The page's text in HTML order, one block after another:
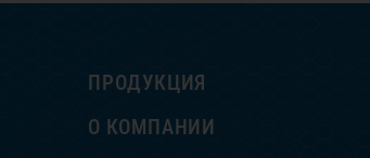
ПРОДУКЦИЯ
О КОМПАНИИ